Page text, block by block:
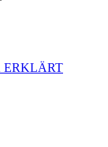
ERKLÄRT